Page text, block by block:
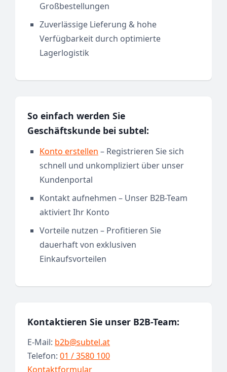
Großbestellungen
Zuverlässige Lieferung & hohe
Verfügbarkeit durch optimierte
Lagerlogistik
So einfach werden Sie
Geschäftskunde bei subtel:
Konto erstellen – Registrieren Sie sich
schnell und unkompliziert über unser
Kundenportal
Kontakt aufnehmen – Unser B2B-Team
aktiviert Ihr Konto
Vorteile nutzen – Profitieren Sie
dauerhaft von exklusiven
Einkaufsvorteilen
Kontaktieren Sie unser B2B-Team:
E-Mail: b2b@subtel.at
Telefon: 01 / 3580 100
Kontaktformular